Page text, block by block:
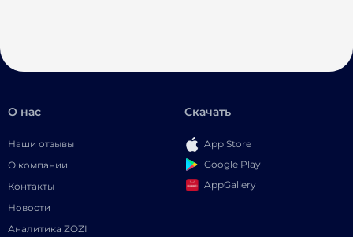
О нас
Наши отзывы
О компании
Контакты
Новости
Аналитика ZOZI
Скачать
App Store
Google Play
AppGallery